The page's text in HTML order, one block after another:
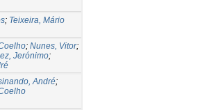
; Teixeira, Mário
; Nunes, Vitor;
Jerónimo;
André;